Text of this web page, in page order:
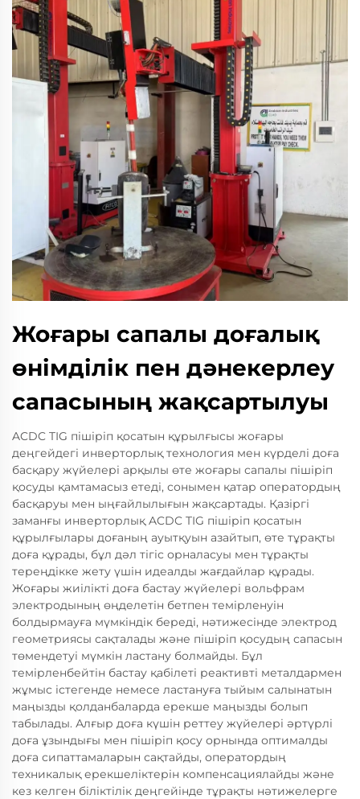
Жоғары сапалы доғалық
өнімділік пен дәнекерлеу
сапасының жақсартылуы
ACDC TIG пішіріп қосатын құрылғысы жоғары
деңгейдегі инверторлық технология мен күрделі доға
басқару жүйелері арқылы өте жоғары сапалы пішіріп
қосуды қамтамасыз етеді, сонымен қатар оператордың
басқаруы мен ыңғайлылығын жақсартады. Қазіргі
заманғы инверторлық ACDC TIG пішіріп қосатын
құрылғылары доғаның ауытқуын азайтып, өте тұрақты
доға құрады, бұл дәл тігіс орналасуы мен тұрақты
тереңдікке жету үшін идеалды жағдайлар құрады.
Жоғары жиілікті доға бастау жүйелері вольфрам
электродының өңделетін бетпен темірленуін
болдырмауға мүмкіндік береді, нәтижесінде электрод
геометриясы сақталады және пішіріп қосудың сапасын
төмендетуі мүмкін ластану болмайды. Бұл
темірленбейтін бастау қабілеті реактивті металдармен
жұмыс істегенде немесе ластануға тыйым салынатын
маңызды қолданбаларда ерекше маңызды болып
табылады. Алғыр доға күшін реттеу жүйелері әртүрлі
доға ұзындығы мен пішіріп қосу орнында оптималды
доға сипаттамаларын сақтайды, оператордың
техникалық ерекшеліктерін компенсациялайды және
кез келген біліктілік деңгейінде тұрақты нәтижелерге